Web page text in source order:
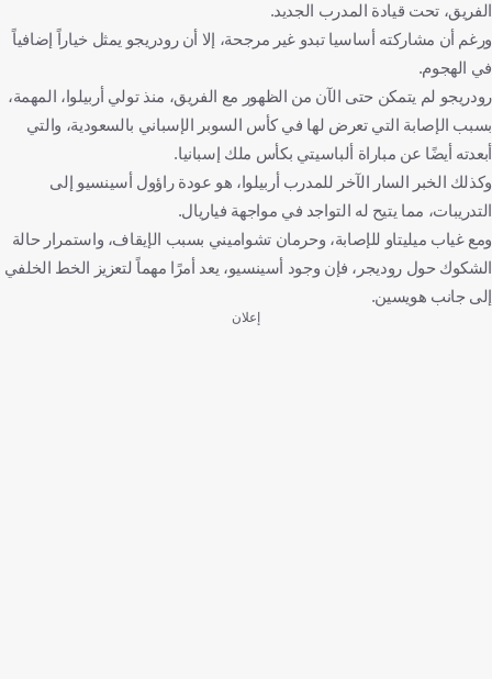
الفريق، تحت قيادة المدرب الجديد.
ورغم أن مشاركته أساسيا تبدو غير مرجحة، إلا أن رودريجو يمثل خياراً إضافياً
في الهجوم.
رودريجو لم يتمكن حتى الآن من الظهور مع الفريق، منذ تولي أربيلوا، المهمة،
بسبب الإصابة التي تعرض لها في كأس السوبر الإسباني بالسعودية، والتي
أبعدته أيضًا عن مباراة ألباسيتي بكأس ملك إسبانيا.
وكذلك الخبر السار الآخر للمدرب أربيلوا، هو عودة راؤول أسينسيو إلى
التدريبات، مما يتيح له التواجد في مواجهة فياريال.
ومع غياب ميليتاو للإصابة، وحرمان تشواميني بسبب الإيقاف، واستمرار حالة
الشكوك حول روديجر، فإن وجود أسينسيو، يعد أمرًا مهماً لتعزيز الخط الخلفي
إلى جانب هويسين.
إعلان